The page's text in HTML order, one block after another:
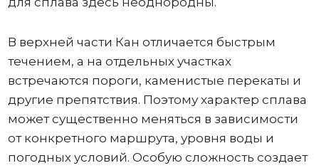
В верхней части Кан отличается быстрым
течением, а на отдельных участках
встречаются пороги, каменистые перекаты и
другие препятствия. Поэтому характер сплава
может существенно меняться в зависимости
от конкретного маршрута, уровня воды и
погодных условий. Особую сложность создает